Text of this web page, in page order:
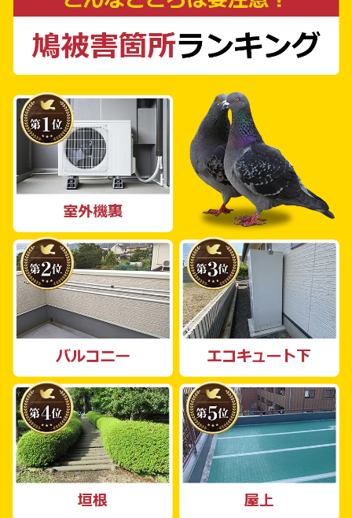
ショナルが揃うチームで、お客様の状況に応じ
た最適なプランをご提案可能です。お問い合わ
せ後、最短30分でスタッフが現地にお伺いし、
最適な鳩よけ対策をご提案します。その上、お
見積もりは無料で作成いたします。 私たち鳩
よけ対策PROは、お客様の安心・安全を第一
に考え、鳩被害からの解放をお約束します。お
気軽にご連絡をどうぞ。真心を込めて、お客様
の鳩被害解決のお手伝いをさせていただきま